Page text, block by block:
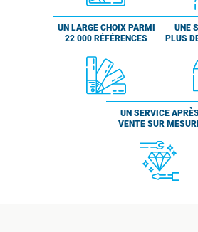
UN LARGE CHOIX PARMI
22 000 RÉFÉRENCES
UNE
PLUS
UN SERVICE APRÈS
VENTE SUR